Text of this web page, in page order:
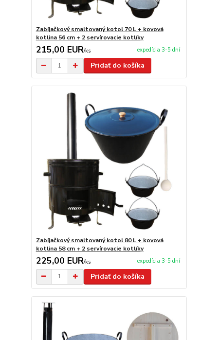
Zabíjačkový smaltovaný kotol 70 L + kovová
kotlina 56 cm + 2 servírovacie kotlíky
215,00 EUR/ks expedícia 3-5 dní
Pridať do košíka
Zabíjačkový smaltovaný kotol 80 L + kovová
kotlina 58 cm + 2 servírovacie kotlíky
225,00 EUR/ks expedícia 3-5 dní
Pridať do košíka